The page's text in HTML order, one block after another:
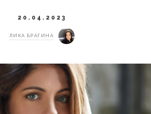
20.04.2023
ЛИКА БРАГИНА